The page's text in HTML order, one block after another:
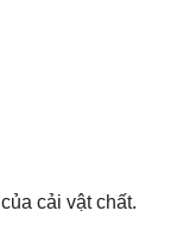
cải vật chất.